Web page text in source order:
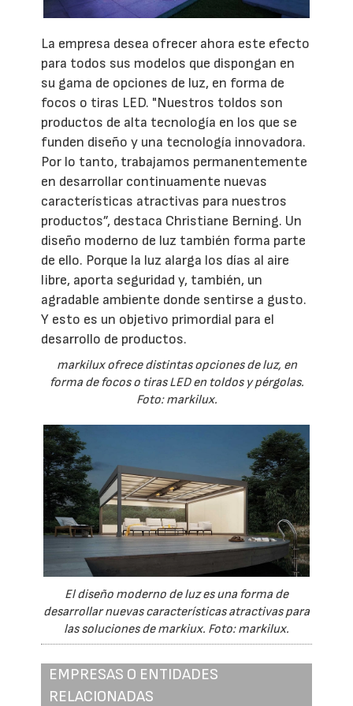
La empresa desea ofrecer ahora este efecto
para todos sus modelos que dispongan en
su gama de opciones de luz, en forma de
focos o tiras LED. "Nuestros toldos son
productos de alta tecnología en los que se
funden diseño y una tecnología innovadora.
Por lo tanto, trabajamos permanentemente
en desarrollar continuamente nuevas
características atractivas para nuestros
productos”, destaca Christiane Berning. Un
diseño moderno de luz también forma parte
de ello. Porque la luz alarga los días al aire
libre, aporta seguridad y, también, un
agradable ambiente donde sentirse a gusto.
Y esto es un objetivo primordial para el
desarrollo de productos.
markilux ofrece distintas opciones de luz, en
forma de focos o tiras LED en toldos y pérgolas.
Foto: markilux.
El diseño moderno de luz es una forma de
desarrollar nuevas características atractivas para
las soluciones de markiux. Foto: markilux.
EMPRESAS O ENTIDADES
RELACIONADAS